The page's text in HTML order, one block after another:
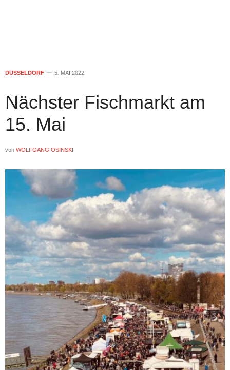
DÜSSELDORF 5. MAI 2022
Nächster Fischmarkt am
15. Mai
von WOLFGANG OSINSKI